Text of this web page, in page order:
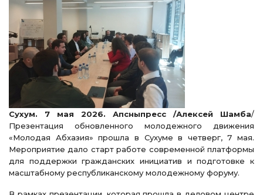
Сухум. 7 мая 2026. Апсныпресс /Алексей Шамба/
Презентация обновленного молодежного движения
«Молодая Абхазия» прошла в Сухуме в четверг, 7 мая.
Мероприятие дало старт работе современной платформы
для поддержки гражданских инициатив и подготовке к
масштабному республиканскому молодежному форуму.